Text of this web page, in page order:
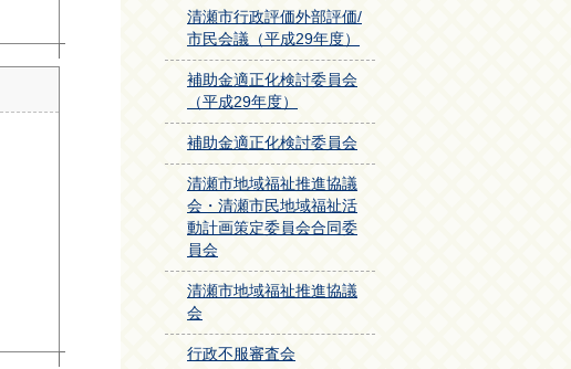
清瀬市行政評価外部評価/
市民会議（平成29年度）
補助金適正化検討委員会
（平成29年度）
補助金適正化検討委員会
清瀬市地域福祉推進協議
会・清瀬市民地域福祉活
動計画策定委員会合同委
員会
清瀬市地域福祉推進協議
会
行政不服審査会